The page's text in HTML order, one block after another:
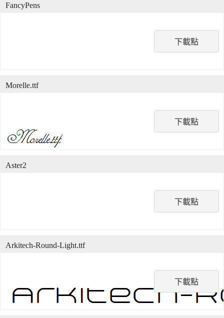
下載點
FancyPens
下載點
Morelle.ttf
下載點
Aster2
下載點
Arkitech-Round-Light.ttf